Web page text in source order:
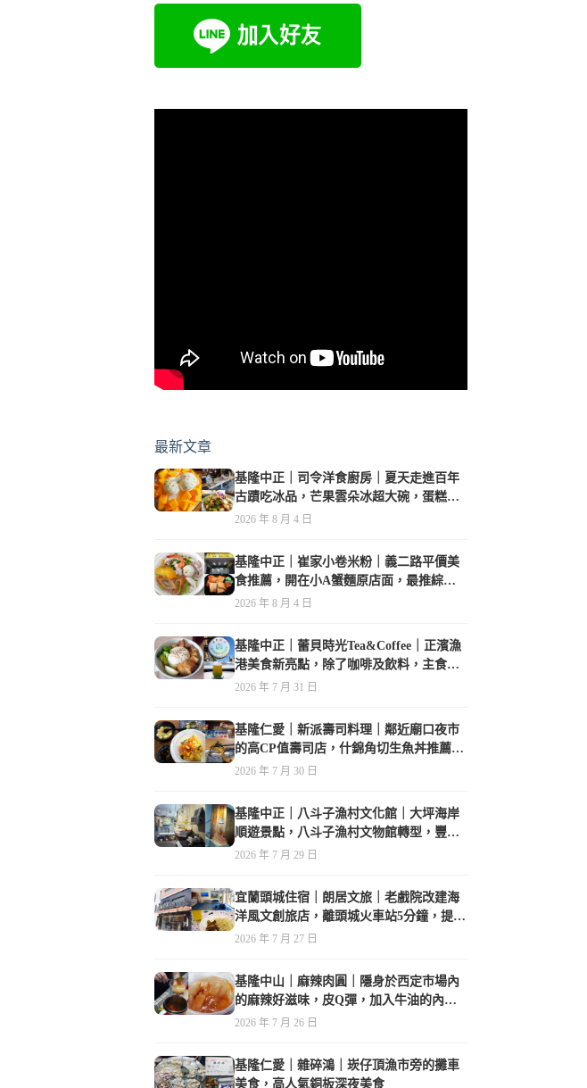
最新文章
基隆中正｜司令洋食廚房｜夏天走進百年
古蹟吃冰品，芒果雲朵冰超大碗，蛋糕、
甜點及炸物都在水準之上
2026 年 8 月 4 日
基隆中正｜崔家小卷米粉｜義二路平價美
食推薦，開在小A蟹麵原店面，最推綜合
海鮮麵
2026 年 8 月 4 日
基隆中正｜蕾貝時光Tea&Coffee｜正濱漁
港美食新亮點，除了咖啡及飲料，主食也
很有特色
2026 年 7 月 31 日
基隆仁愛｜新派壽司料理｜鄰近廟口夜市
的高CP值壽司店，什錦角切生魚丼推薦必
點
2026 年 7 月 30 日
基隆中正｜八斗子漁村文化館｜大坪海岸
順遊景點，八斗子漁村文物館轉型，豐富
的漁業文物，值得走訪
2026 年 7 月 29 日
宜蘭頭城住宿｜朗居文旅｜老戲院改建海
洋風文創旅店，離頭城火車站5分鐘，提供
免費夜間宵夜，親子遊戲空間
2026 年 7 月 27 日
基隆中山｜麻辣肉圓｜隱身於西定市場內
的麻辣好滋味，皮Q彈，加入牛油的內餡
香氣誘人
2026 年 7 月 26 日
基隆仁愛｜雜碎鴻｜崁仔頂漁市旁的攤車
美食，高人氣銅板深夜美食